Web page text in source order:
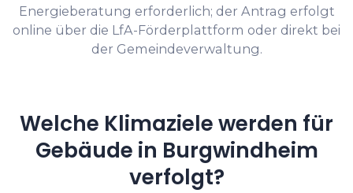
Energieberatung erforderlich; der Antrag erfolgt
online über die LfA-Förderplattform oder direkt bei
der Gemeindeverwaltung.
Welche Klimaziele werden für
Gebäude in Burgwindheim
verfolgt?